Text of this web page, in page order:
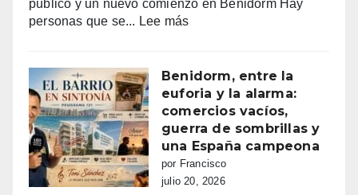
público y un nuevo comienzo en Benidorm Hay
personas que se... Lee más:
68
años
de
vida,
música
y
sueños
Benidorm, entre la
euforia y la alarma:
comercios vacíos,
guerra de sombrillas y
una España campeona
por Francisco
julio 20, 2026